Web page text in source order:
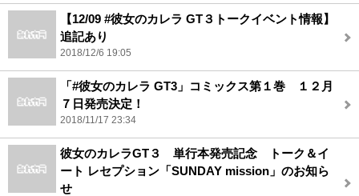
【12/09 #彼女のカレラ GT３トークイベント情報】
追記あり
2018/12/6 19:05
「#彼女のカレラ GT3」コミックス第１巻 １２月
７日発売決定！
2018/11/17 23:34
彼女のカレラGT３ 単行本発売記念 トーク＆イ
ート レセプション「SUNDAY mission」のお知ら
せ